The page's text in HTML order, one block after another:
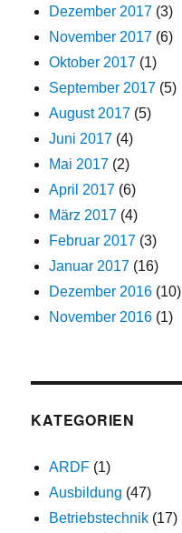
Dezember 2017 (3)
November 2017 (6)
Oktober 2017 (1)
September 2017 (5)
August 2017 (5)
Juni 2017 (4)
Mai 2017 (2)
April 2017 (6)
März 2017 (4)
Februar 2017 (3)
Januar 2017 (16)
Dezember 2016 (10)
November 2016 (1)
KATEGORIEN
ARDF (1)
Ausbildung (47)
Betriebstechnik (17)